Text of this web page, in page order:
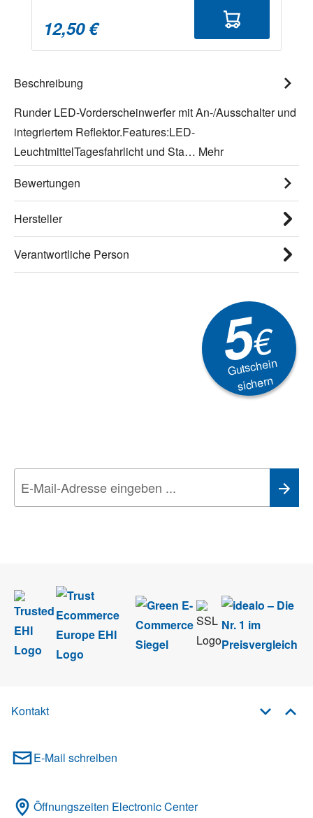
12,50 €
Beschreibung
Runder LED-Vorderscheinwerfer mit An-/Ausschalter und
integriertem Reflektor.Features:LED-
LeuchtmittelTagesfahrlicht und Sta… Mehr
Bewertungen
Hersteller
Verantwortliche Person
5€
Gutschein
sichern
Kontakt
E-Mail schreiben
Öffnungszeiten Electronic Center